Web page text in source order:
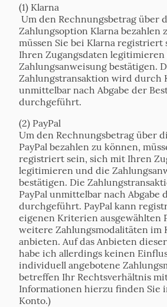
(1) Klarna
Um den Rechnungsbetrag über
Zahlungsoption Klarna bezahlen
müssen Sie bei Klarna registriert
Ihren Zugangsdaten
Zahlungsanweisung bestätigen.
Zahlungstransaktion wird durch
unmittelbar nach Abgabe der
durchgeführt.
(2) PayPal
Um den Rechnungsbetrag über
PayPal bezahlen zu können,
registriert sein, sich mit Ihren
legitimieren und die
bestätigen. Die
PayPal unmittelbar nach Abgabe
durchgeführt. PayPal kann
eigenen Kriterien ausgewählten
weitere Zahlungsmodalitäten im
anbieten. Auf das Anbieten
habe ich allerdings keinen
individuell angebotene
betreffen Ihr Rechtsverhältnis
Informationen hierzu finden Sie
Konto.)